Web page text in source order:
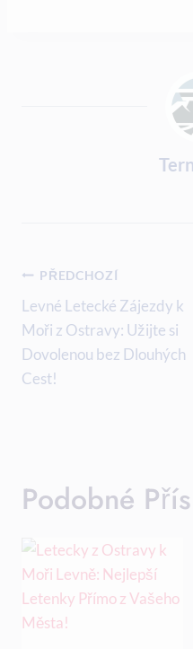
Navigace
Pro
Příspěvek
PŘEDCHOZÍ
Levné Letecké Zájezdy k
Moři z Ostravy: Užijte si
Dovolenou bez Dlouhých
Cest!
Podobné